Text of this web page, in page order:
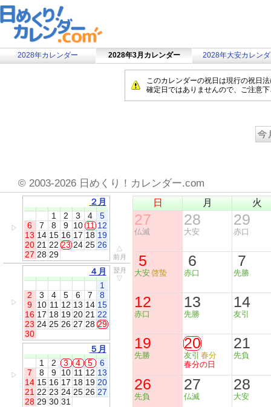
2028年カレンダー 2028年3月カレンダー 2028年大安カレン
このカレンダーの祝日は現行の祝日
確定日ではありませんので、ご注意
© 2003-2026 日めくり！カレンダー.com
▷
２月
1
2 3 4
5
6
7 8 9 10 11 12
13 14 15 16 17 18 19
20 21 22 23 24 25 26
27 28 29
△
前月
▷
４月
1
2
3 4 5 6 7
8
9 10 11 12 13 14 15
16 17 18 19 20 21 22
23 24 25 26 27 28 29
30
翌月
▽
▷
５月
1
2 3 4 5
6
7
8 9 10 11 12 13
14 15 16 17 18 19 20
21 22 23 24 25 26 27
28 29 30 31
日 月 火
27
仏滅
28
大安
29
赤口
5
大安啓蟄
6
赤口
7
先勝
12
赤口
13
先勝
14
友引
19
先勝
20
友引 春分
春分の日
21
先負
26
先負
27
仏滅
28
大安